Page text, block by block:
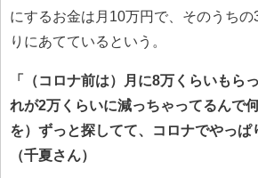
にするお金は月10万円で、そのうち
りにあてているという。
「（コロナ前は）月に8万くらいもら
れが2万くらいに減っちゃってるんで
を）ずっと探してて、コロナでやっぱ
（千夏さん）